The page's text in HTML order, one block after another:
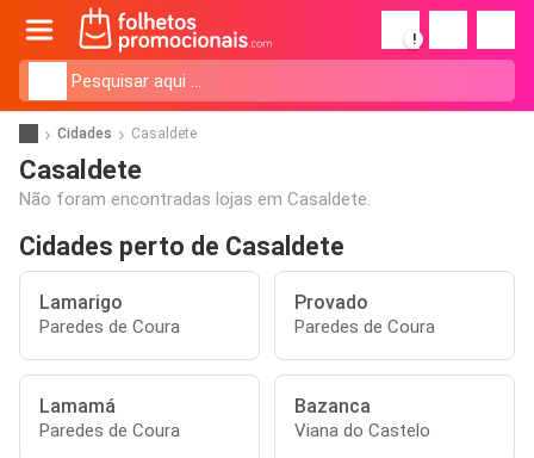
!
Cidades Casaldete
Casaldete
Não foram encontradas lojas em Casaldete.
Cidades perto de Casaldete
Lamarigo
Paredes de Coura
Provado
Paredes de Coura
Lamamá
Paredes de Coura
Bazanca
Viana do Castelo